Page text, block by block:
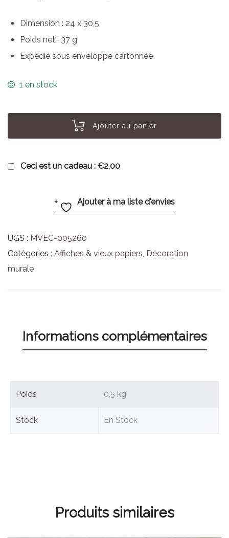
Dimension : 24 x 30,5
Poids net : 37 g
Expédié sous enveloppe cartonnée
1 en stock
Ajouter au panier
Ceci est un cadeau : €2,00
Ajouter à ma liste d'envies
UGS : MVEC-005260
Catégories : Affiches & vieux papiers Décoration
murale
Informations complémentaires
Poids 0,5 kg
Stock En Stock
Produits similaires